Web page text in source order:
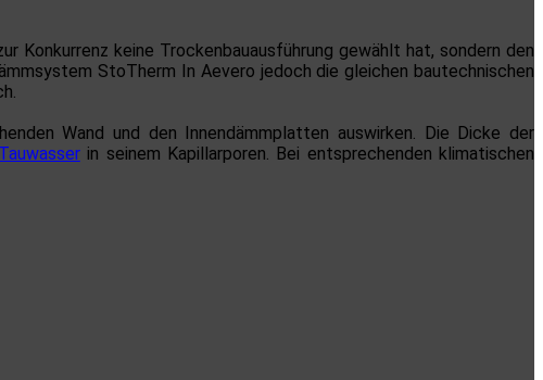
keine Trockenbauausführung gewählt hat, sondern den
StoTherm In Aevero jedoch die gleichen bautechnischen
Wand und den Innendämmplatten auswirken. Die Dicke der
Tauwasserin seinem Kapillarporen. Bei entsprechenden klimatischen